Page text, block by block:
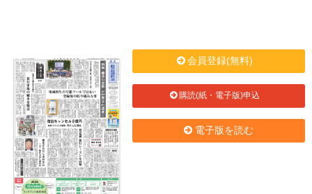
会員登録(無料)
購読(紙・電子版)申込
電子版を読む